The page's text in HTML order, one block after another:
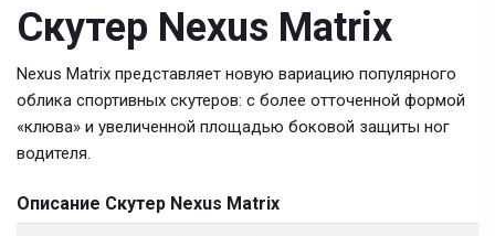
Скутер Nexus Matrix
Nexus Matrix представляет новую вариацию популярного
облика спортивных скутеров: с более отточенной формой
«клюва» и увеличенной площадью боковой защиты ног
водителя.
Описание Скутер Nexus Matrix